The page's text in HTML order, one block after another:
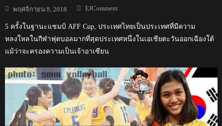
Posted
on
พฤศจิกายน 8, 2018 Author
EJComment
5 ครั้งในฐานะแชมป์ AFF Cup, ประเทศไทยเป็นประเทศที่มีความ
หลงใหลในกีฬาฟุตบอลมากที่สุดประเทศหนึ่งในเอเชียตะวันออกเฉียงใต้
แม้ว่าจะครองความเป็นเจ้าอาเซียน